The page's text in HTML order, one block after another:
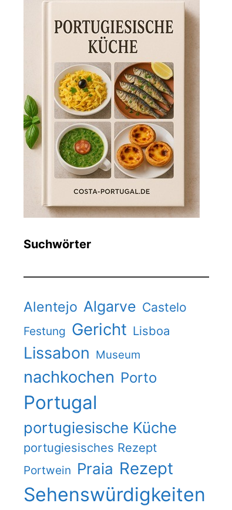
Suchwörter
Alentejo Algarve Castelo
Festung Gericht Lisboa
Lissabon Museum
nachkochen Porto
Portugal
portugiesische Küche
portugiesisches Rezept
Portwein Praia Rezept
Sehenswürdigkeiten